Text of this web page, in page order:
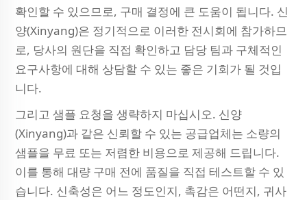
확인할 수 있으므로, 구매 결정에 큰 도움이 됩니다. 신
양(Xinyang)은 정기적으로 이러한 전시회에 참가하므
로, 당사의 원단을 직접 확인하고 담당 팀과 구체적인
요구사항에 대해 상담할 수 있는 좋은 기회가 될 것입
니다.
그리고 샘플 요청을 생략하지 마십시오. 신양
(Xinyang)과 같은 신뢰할 수 있는 공급업체는 소량의
샘플을 무료 또는 저렴한 비용으로 제공해 드립니다.
이를 통해 대량 구매 전에 품질을 직접 테스트할 수 있
습니다. 신축성은 어느 정도인지, 촉감은 어떤지, 귀사